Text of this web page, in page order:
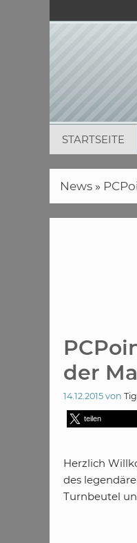
Inhalt
STARTSEITE
News »
der
14.12.2015 von
teilen
Herzlich
des
Turnbeutel